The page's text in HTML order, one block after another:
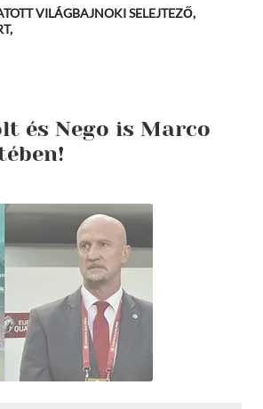
VILÁGBAJNOKI SELEJTEZŐ,
és Nego is Marco